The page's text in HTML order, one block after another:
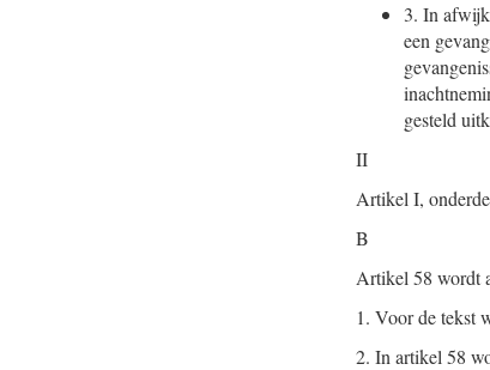
3. In
een
gesteld
II
Artikel I,
B
Artikel 58 wordt
1. Voor de tekst
2. In artikel 58